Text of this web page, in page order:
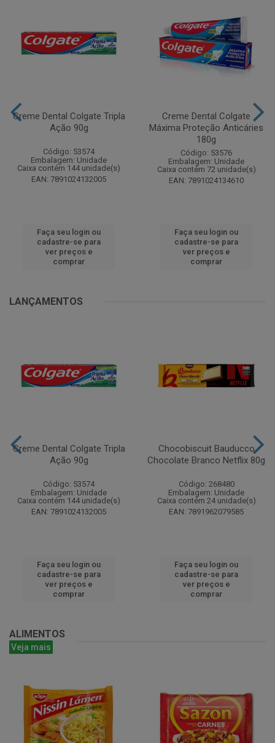
Creme Dental Colgate Tripla
Ação 90g
Código: 53574
Embalagem: Unidade
Caixa contém 144 unidade(s)
EAN: 7891024132005
Faça seu login ou
cadastre-se para
ver preços e
comprar
Creme Dental Colgate
Máxima Proteção Anticáries
180g
Código: 53576
Embalagem: Unidade
Caixa contém 72 unidade(s)
EAN: 7891024134610
Faça seu login ou
cadastre-se para
ver preços e
comprar
LANÇAMENTOS
Creme Dental Colgate Tripla
Ação 90g
Código: 53574
Embalagem: Unidade
Caixa contém 144 unidade(s)
EAN: 7891024132005
Faça seu login ou
cadastre-se para
ver preços e
comprar
Chocobiscuit Bauducco
Chocolate Branco Netflix 80g
Código: 268480
Embalagem: Unidade
Caixa contém 24 unidade(s)
EAN: 7891962079585
Faça seu login ou
cadastre-se para
ver preços e
comprar
ALIMENTOS
Veja mais